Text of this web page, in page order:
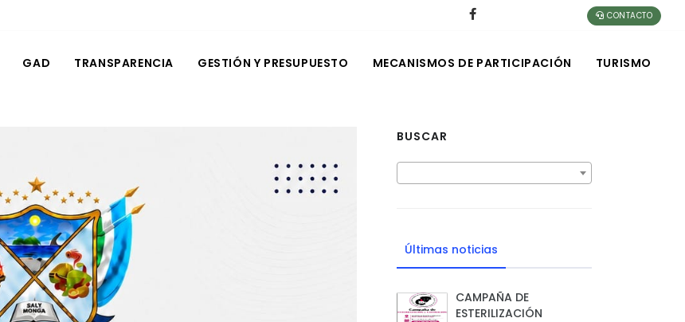
CONTACTO
GAD TRANSPARENCIA GESTIÓN Y PRESUPUESTO MECANISMOS DE PARTICIPACIÓN TURISMO
BUSCAR
Últimas noticias
CAMPAÑA DE
ESTERILIZACIÓN